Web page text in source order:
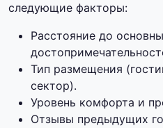
следующие факторы:
Расстояние до
Тип размещения
сектор).
Уровень комфорта и
Отзывы предыдущих